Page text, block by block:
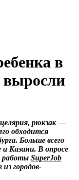
в
выросли
рюкзак —
обходится
Больше всего
и Казани. В опросе
работы SuperJob
городов-